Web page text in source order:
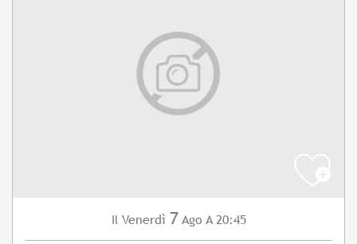
Il Venerdì 7 Ago A 20:45